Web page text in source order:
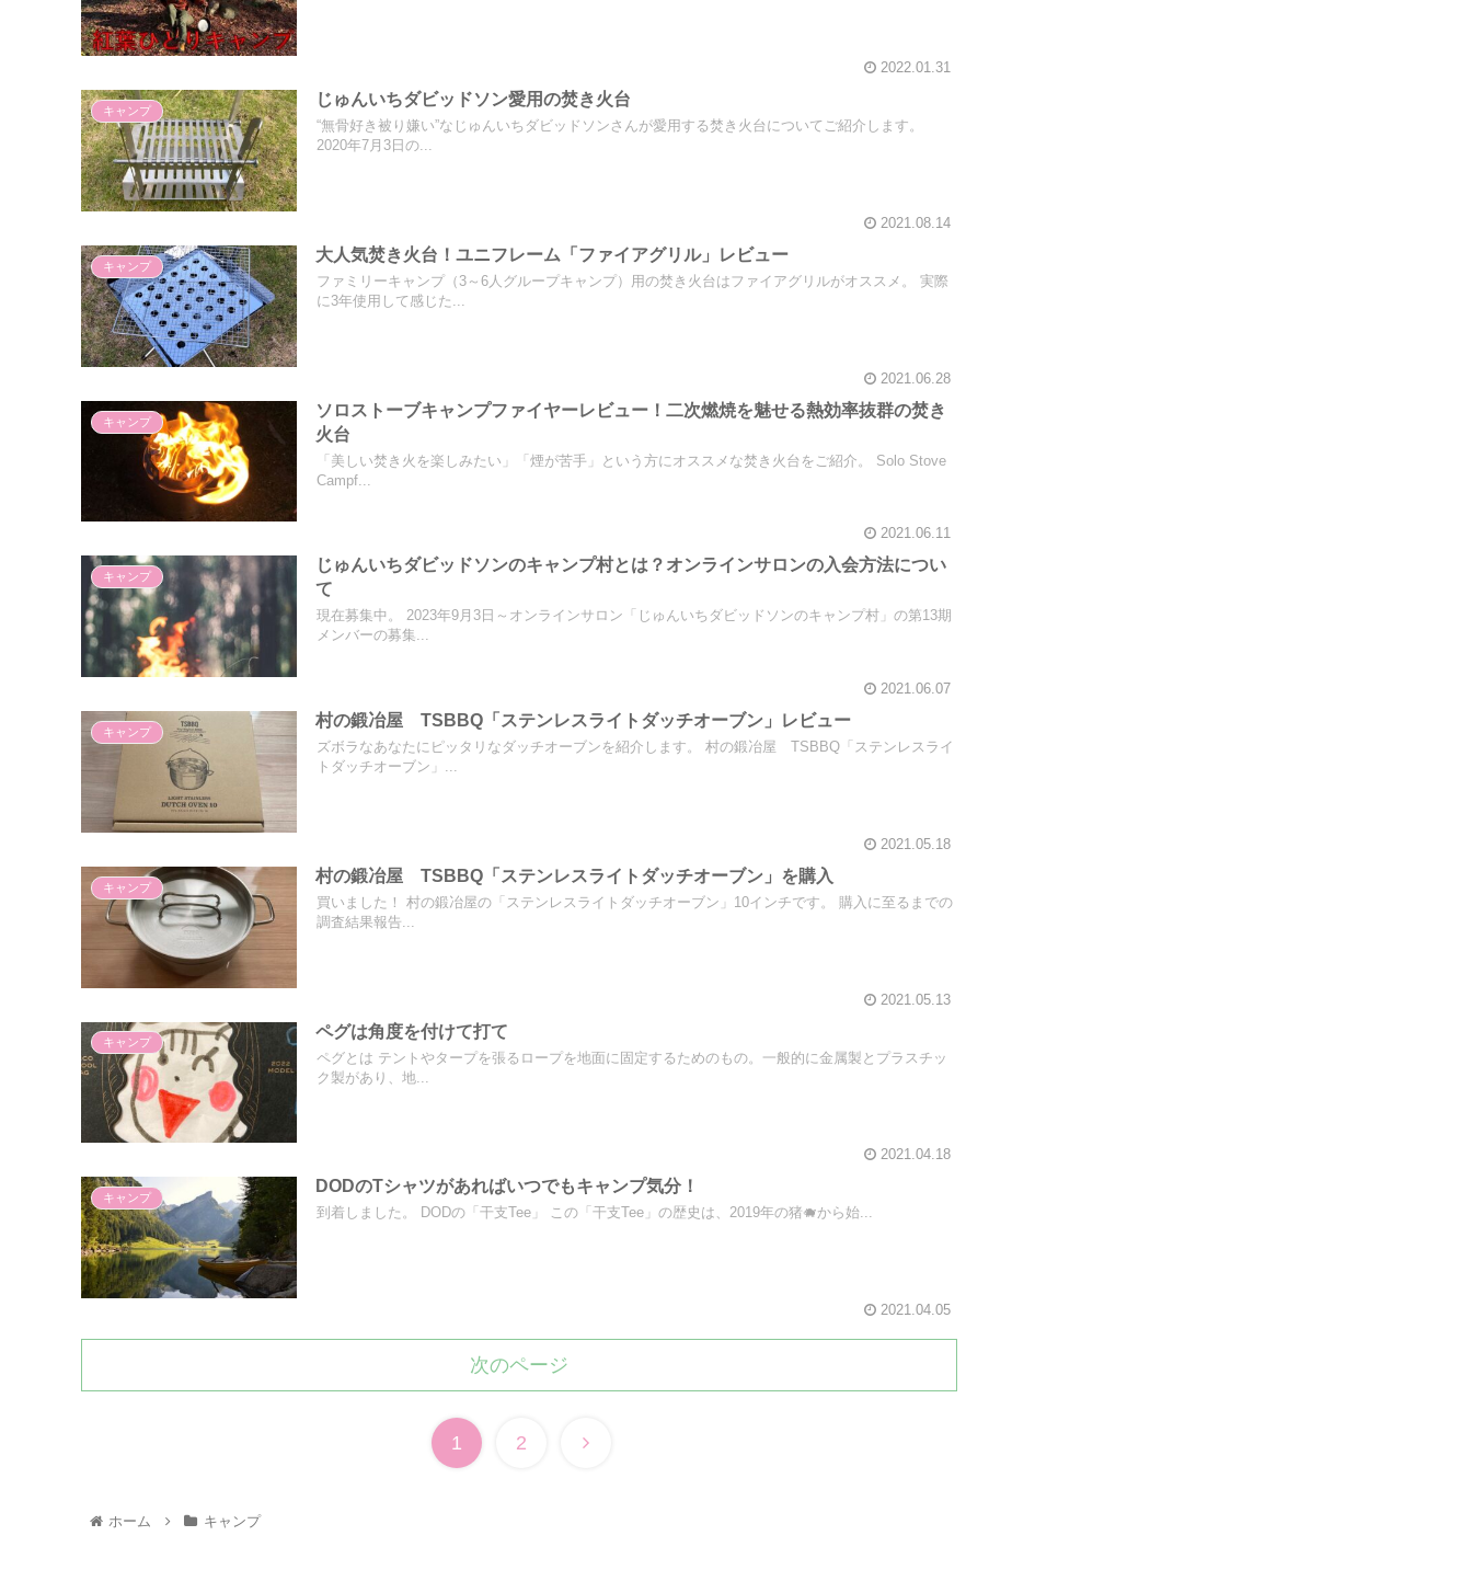
2022.01.31
キャンプ
じゅんいちダビッドソン愛用の焚き火台
“無骨好き被り嫌い”なじゅんいちダビッドソンさんが愛用する焚き火台についてご紹介します。
2020年7月3日の...
2021.08.14
キャンプ
大人気焚き火台！ユニフレーム「ファイアグリル」レビュー
ファミリーキャンプ（3～6人グループキャンプ）用の焚き火台はファイアグリルがオススメ。 実際
に3年使用して感じた...
2021.06.28
キャンプ
ソロストーブキャンプファイヤーレビュー！二次燃焼を魅せる熱効率抜群の焚き
火台
「美しい焚き火を楽しみたい」「煙が苦手」という方にオススメな焚き火台をご紹介。 Solo Stove
Campf...
2021.06.11
キャンプ
じゅんいちダビッドソンのキャンプ村とは？オンラインサロンの入会方法につい
て
現在募集中。 2023年9月3日～オンラインサロン「じゅんいちダビッドソンのキャンプ村」の第13期
メンバーの募集...
2021.06.07
キャンプ
村の鍛冶屋 TSBBQ「ステンレスライトダッチオーブン」レビュー
ズボラなあなたにピッタリなダッチオーブンを紹介します。 村の鍛冶屋 TSBBQ「ステンレスライ
トダッチオーブン」...
2021.05.18
キャンプ
村の鍛冶屋 TSBBQ「ステンレスライトダッチオーブン」を購入
買いました！ 村の鍛冶屋の「ステンレスライトダッチオーブン」10インチです。 購入に至るまでの
調査結果報告...
2021.05.13
キャンプ
ペグは角度を付けて打て
ペグとは テントやタープを張るロープを地面に固定するためのもの。一般的に金属製とプラスチッ
ク製があり、地...
2021.04.18
キャンプ
DODのTシャツがあればいつでもキャンプ気分！
到着しました。 DODの「干支Tee」 この「干支Tee」の歴史は、2019年の猪🐗から始...
2021.04.05
次のページ
1 2
ホーム キャンプ